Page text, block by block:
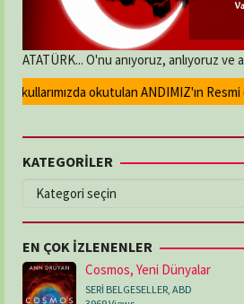
ATATÜRK... O'nu anıyoruz, anlıyoruz ve
okutulan ANDIMIZ'ın Resmi
KATEGORİLER
KATEGORİLER
EN ÇOK İZLENENLER
Cosmos, Yeni Dünyalar
SERİ BELGESELLER, ABD